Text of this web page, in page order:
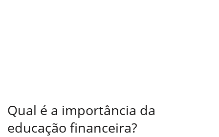
Qual é a importância da
educação financeira?